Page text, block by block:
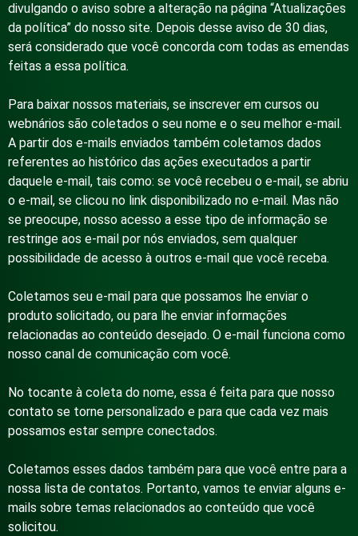
divulgando o aviso sobre a alteração na página “Atualizações
da política” do nosso site. Depois desse aviso de 30 dias,
será considerado que você concorda com todas as emendas
feitas a essa política.
Para baixar nossos materiais, se inscrever em cursos ou
webnários são coletados o seu nome e o seu melhor e-mail.
A partir dos e-mails enviados também coletamos dados
referentes ao histórico das ações executados a partir
daquele e-mail, tais como: se você recebeu o e-mail, se abriu
o e-mail, se clicou no link disponibilizado no e-mail. Mas não
se preocupe, nosso acesso a esse tipo de informação se
restringe aos e-mail por nós enviados, sem qualquer
possibilidade de acesso à outros e-mail que você receba.
Coletamos seu e-mail para que possamos lhe enviar o
produto solicitado, ou para lhe enviar informações
relacionadas ao conteúdo desejado. O e-mail funciona como
nosso canal de comunicação com você.
No tocante à coleta do nome, essa é feita para que nosso
contato se torne personalizado e para que cada vez mais
possamos estar sempre conectados.
Coletamos esses dados também para que você entre para a
nossa lista de contatos. Portanto, vamos te enviar alguns e-
mails sobre temas relacionados ao conteúdo que você
solicitou.